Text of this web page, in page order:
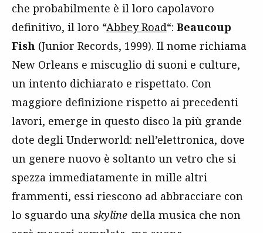
che probabilmente è il loro capolavoro
definitivo, il loro “Abbey Road“: Beaucoup
Fish (Junior Records, 1999). Il nome richiama
New Orleans e miscuglio di suoni e culture,
un intento dichiarato e rispettato. Con
maggiore definizione rispetto ai precedenti
lavori, emerge in questo disco la più grande
dote degli Underworld: nell’elettronica, dove
un genere nuovo è soltanto un vetro che si
spezza immediatamente in mille altri
frammenti, essi riescono ad abbracciare con
lo sguardo una skyline della musica che non